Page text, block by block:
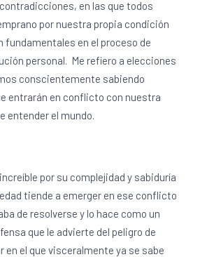
en las que todos
por nuestra propia condición
fundamentales en el proceso de
personal. Me refiero a elecciones
conscientemente sabiendo
entrarán en conflicto con nuestra
entender el mundo.
por su complejidad y sabiduría
tiende a emerger en ese conflicto
de resolverse y lo hace como un
que le advierte del peligro de
en el que visceralmente ya se sabe